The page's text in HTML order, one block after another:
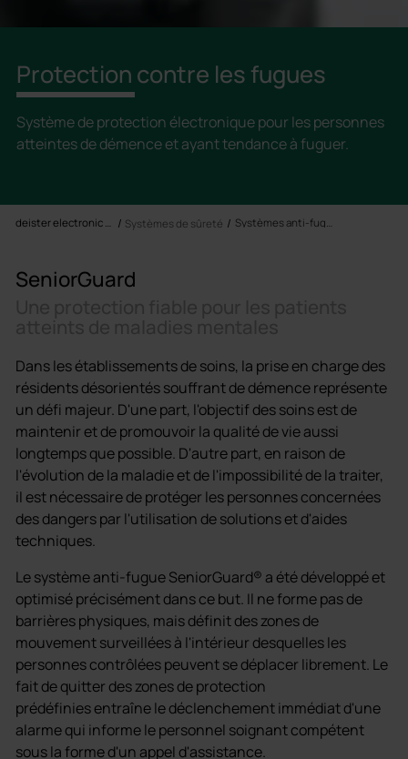
Protection contre les fugues
Système de protection électronique pour les personnes
atteintes de démence et ayant tendance à fuguer.
deister electronic France SARL Systèmes de sûreté Systèmes anti-fugue
SeniorGuard
Dans les établissements de soins, la prise en charge des
résidents désorientés souffrant de démence représente
un défi majeur. D'une part, l'objectif des soins est de
maintenir et de promouvoir la qualité de vie aussi
longtemps que possible. D'autre part, en raison de
l'évolution de la maladie et de l'impossibilité de la traiter,
il est nécessaire de protéger les personnes concernées
des dangers par l'utilisation de solutions et d'aides
techniques.
Le système anti-fugue SeniorGuard® a été développé et
optimisé précisément dans ce but. Il ne forme pas de
barrières physiques, mais définit des zones de
mouvement surveillées à l'intérieur desquelles les
personnes contrôlées peuvent se déplacer librement. Le
fait de quitter des zones de protection
prédéfinies entraîne le déclenchement immédiat d'une
alarme qui informe le personnel soignant compétent
sous la forme d'un appel d'assistance.